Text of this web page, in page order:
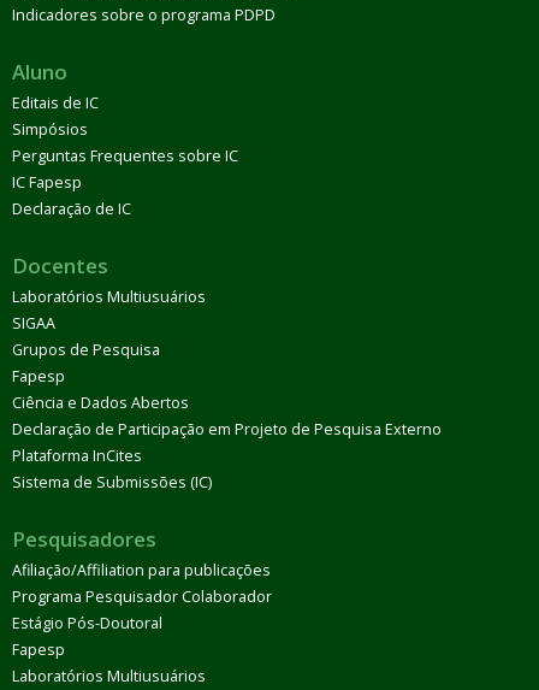
Indicadores sobre o programa PDPD
Aluno
Editais de IC
Simpósios
Perguntas Frequentes sobre IC
IC Fapesp
Declaração de IC
Docentes
Laboratórios Multiusuários
SIGAA
Grupos de Pesquisa
Fapesp
Ciência e Dados Abertos
Declaração de Participação em Projeto de Pesquisa Externo
Plataforma InCites
Sistema de Submissões (IC)
Pesquisadores
Afiliação/Affiliation para publicações
Programa Pesquisador Colaborador
Estágio Pós-Doutoral
Fapesp
Laboratórios Multiusuários